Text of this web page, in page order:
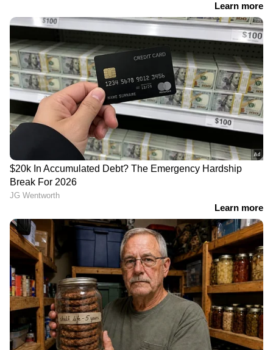
(സൗന്ദര്യത്തിന്റെ പേരിൽ ആയാലും
പഠിത്തത്തിന്റെ പേരിലായാലും), അതുപോലെ
വിവാഹം കഴിഞ്ഞു മറ്റൊരു വീട്ടിലേക്ക് കയറി
ചെല്ലുമ്പോൾ ഉണ്ടാകുന്ന പ്രശ്നങ്ങൾ..
അതുവരെ ഉണ്ടായിരുന്ന കൂട്ടുകാരികളെ
വിട്ടുപിരിയേണ്ട അവസ്ഥകൾ.. ഇതെല്ലാം
മനോഹരമായി അവതരിപ്പിക്കുന്ന ഒരു
സിനിമയായാൽ മതിയായിരുന്നു", എന്നാണ് ഒരു
സിനിമാസ്വാദകന്റെ പോസ്റ്റ്.